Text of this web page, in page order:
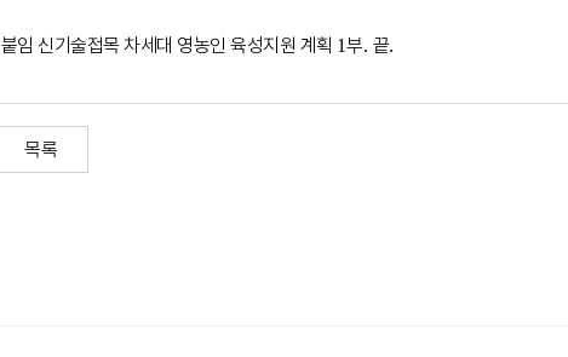
붙임 신기술접목 차세대 영농인 육성지원 계획 1부. 끝.
목록